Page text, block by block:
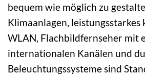
bequem wie möglich zu
Klimaanlagen, leistungsstarkes
WLAN, Flachbildfernseher mit
internationalen Kanälen und
Beleuchtungssysteme sind